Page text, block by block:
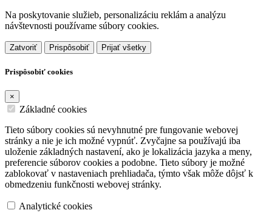
Na poskytovanie služieb, personalizáciu reklám a analýzu
návštevnosti používame súbory cookies.
Zatvoriť Prispôsobiť Prijať všetky
Prispôsobiť cookies
×
Základné cookies
Tieto súbory cookies sú nevyhnutné pre fungovanie webovej
stránky a nie je ich možné vypnúť. Zvyčajne sa používajú iba
uloženie základných nastavení, ako je lokalizácia jazyka a meny,
preferencie súborov cookies a podobne. Tieto súbory je možné
zablokovať v nastaveniach prehliadača, týmto však môže dôjsť k
obmedzeniu funkčnosti webovej stránky.
Analytické cookies